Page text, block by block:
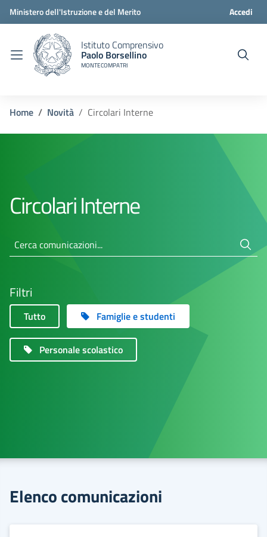
Ministero dell'Istruzione e del Merito Accedi
Istituto Comprensivo
Paolo Borsellino
MONTECOMPATRI
Home Novità Circolari Interne
Circolari Interne
Cerca comunicazioni...
Filtri
Tutto Famiglie e studenti
Personale scolastico
Elenco comunicazioni